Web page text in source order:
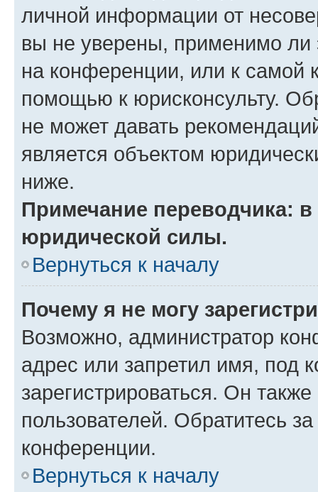
личной информации от
вы не уверены, применимо ли
на конференции, или к самой
помощью к юрисконсульту.
не может давать
является объектом
ниже.
Примечание переводчика:
юридической силы.
Вернуться к началу
Почему я не могу
Возможно, администратор
адрес или запретил имя, под
зарегистрироваться. Он
пользователей. Обратитесь
конференции.
Вернуться к началу